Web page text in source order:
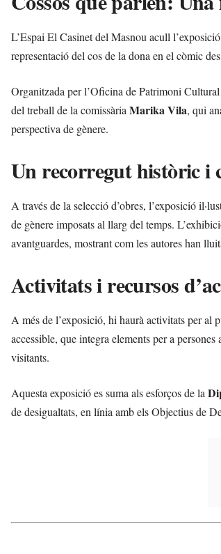
L’Espai El Casinet del Masnou acull l’exposició
representació del cos de la dona en el còmic
Organitzada per l’Oficina de Patrimoni
del treball de la comissàriaMarika Vila, qui
perspectiva de gènere.
Un recorregut històric i
A través de la selecció d’obres, l’exposició
de gènere imposats al llarg del temps.
avantguardes, mostrant com les autores han
Activitats i recursos
A més de l’exposició, hi haurà activitats per al
accessible, que integra elements per a
visitants.
Aquesta exposició es suma als esforços de la
de desigualtats, en línia amb els Objectius de